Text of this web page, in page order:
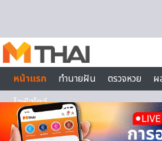
หน้าแรก
ทำนายฝัน ตรวจหวย ผ
ไลฟ์สไตล์